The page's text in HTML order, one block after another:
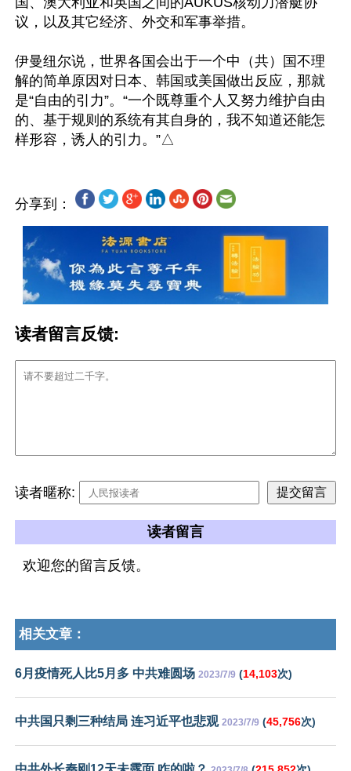
议，以及其它经济、外交和军事举措。
伊曼纽尔说，世界各国会出于一个中（共）国不理
解的简单原因对日本、韩国或美国做出反应，那就
是“自由的引力”。“一个既尊重个人又努力维护自由
的、基于规则的系统有其自身的，我不知道还能怎
分享到：
读者留言反馈:
读者暱称:
读者留言
欢迎您的留言反馈。
相关文章：
6月疫情死人比5月多 中共难圆场 2023/7/9 (14,103次)
中共国只剩三种结局 连习近平也悲观 2023/7/9 (45,756次)